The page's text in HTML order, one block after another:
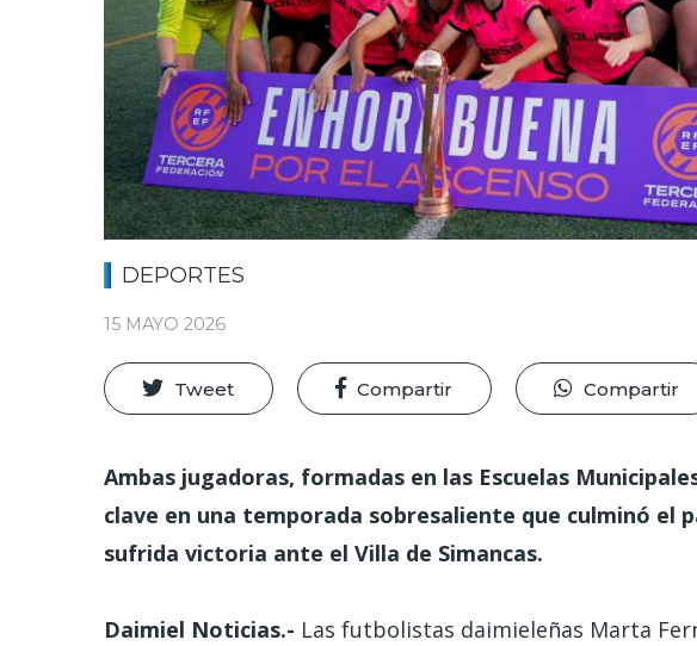
DEPORTES
15 MAYO 2026
Tweet Compartir Compartir
Ambas jugadoras, formadas en las Escuelas
clave en una temporada sobresaliente que culminó el
sufrida victoria ante el Villa de Simancas.
Daimiel Noticias.- Las futbolistas daimieleñas Marta